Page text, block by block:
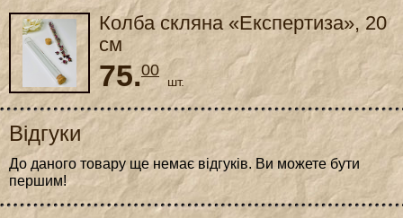
Колба скляна «Експертиза», 20
см
75.00
шт.
Відгуки
До даного товару ще немає відгуків. Ви можете бути
першим!